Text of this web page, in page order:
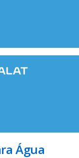
Água